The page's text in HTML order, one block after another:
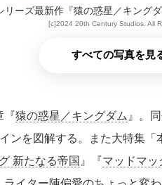
リーズ最新作『猿の惑星／キング
[c]2024 20th Century Studios. All
すべての写真を見
『猿の惑星／キングダム 』。
ンを図解する。また大特集
新たなる帝国 』『マッドマッ